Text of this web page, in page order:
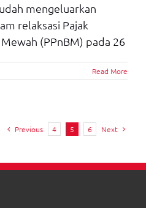
mengeluarkan
relaksasi Pajak
(PPnBM) pada 26
Read More
Previous 4 5 6 Next